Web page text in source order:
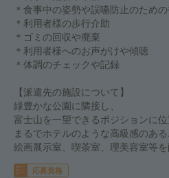
＊食事中の姿勢や誤嚥防止のため
＊利用者様の歩行介助
＊ゴミの回収や廃棄
＊利用者様へのお声がけや傾聴
＊体調のチェックや記録
【派遣先の施設について】
緑豊かな公園に隣接し、
富士山を一望できるポジションに位
まるでホテルのような高級感のある
絵画展示室、喫茶室、理美容室等を
応募資格